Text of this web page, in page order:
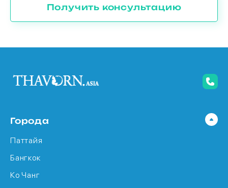
Получить консультацию
Города
Паттайя
Бангкок
Ко Чанг